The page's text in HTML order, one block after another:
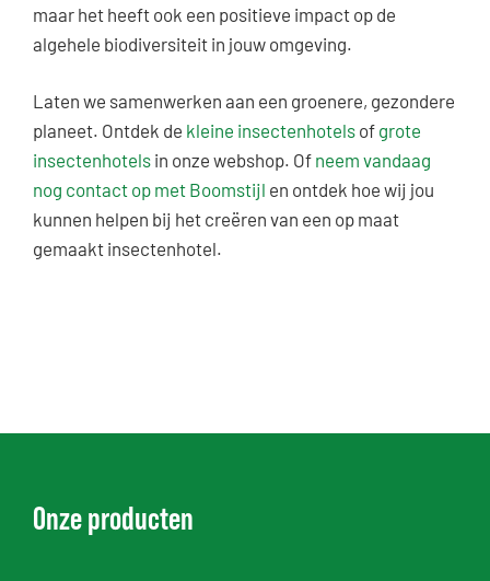
maar het heeft ook een positieve impact op de
algehele biodiversiteit in jouw omgeving.
Laten we samenwerken aan een groenere, gezondere
planeet. Ontdek de kleine insectenhotels of grote
insectenhotels in onze webshop. Of neem vandaag
nog contact op met Boomstijl en ontdek hoe wij jou
kunnen helpen bij het creëren van een op maat
gemaakt insectenhotel.
Onze producten